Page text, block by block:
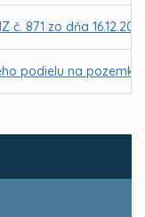
č. 871 zo dňa
podielu na pozemku,